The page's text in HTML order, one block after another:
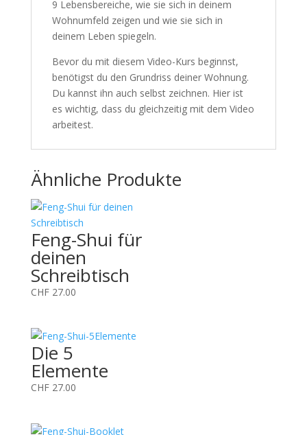
9 Lebensbereiche, wie sie sich in deinem
Wohnumfeld zeigen und wie sie sich in
deinem Leben spiegeln.
Bevor du mit diesem Video-Kurs beginnst,
benötigst du den Grundriss deiner Wohnung.
Du kannst ihn auch selbst zeichnen. Hier ist
es wichtig, dass du gleichzeitig mit dem Video
arbeitest.
Ähnliche Produkte
Feng-Shui für
deinen
Schreibtisch
CHF27.00
Die 5
Elemente
CHF27.00